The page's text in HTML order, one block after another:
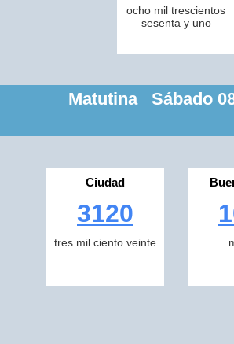
ocho mil trescientos
sesenta y uno
Matutina Sábado
Ciudad
3120
tres mil ciento veinte